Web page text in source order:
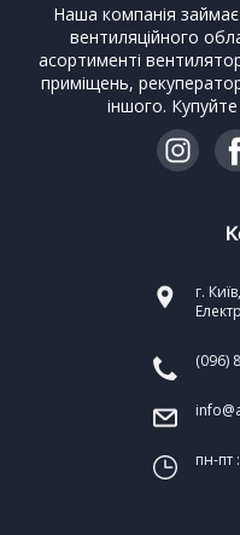
Наша компанія
вентиляційного
асортименті
приміщень,
іншого.
г.
(096)
пн-пт